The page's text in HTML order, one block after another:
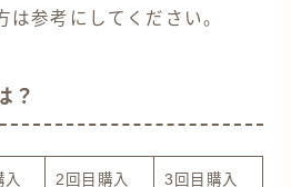
は参考にしてください。
？
入 2回目購入 3回目購入